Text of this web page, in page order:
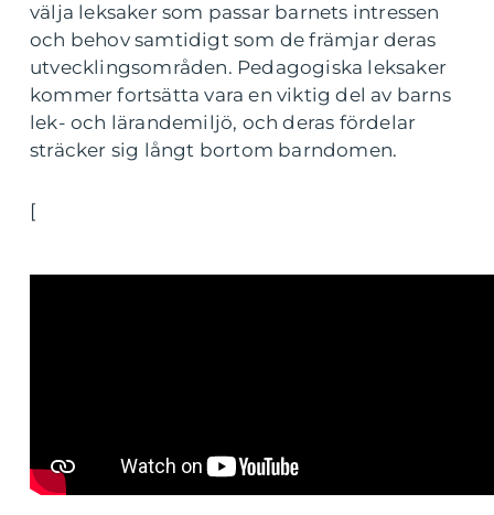
välja leksaker som passar barnets intressen
och behov samtidigt som de främjar deras
utvecklingsområden. Pedagogiska leksaker
kommer fortsätta vara en viktig del av barns
lek- och lärandemiljö, och deras fördelar
sträcker sig långt bortom barndomen.
[